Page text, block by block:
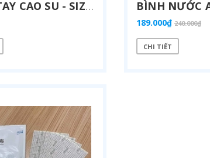
GĂNG TAY CAO SU - SIZE M
189.000₫ 240.000₫
CHI TIẾT